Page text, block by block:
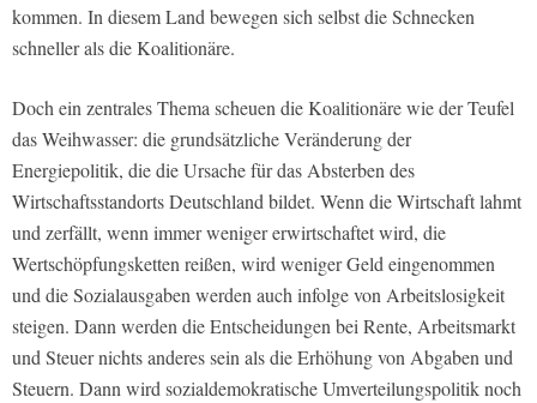
kommen. In diesem Land bewegen sich selbst die Schnecken
schneller als die Koalitionäre.
Doch ein zentrales Thema scheuen die Koalitionäre wie der Teufel
das Weihwasser: die grundsätzliche Veränderung der
Energiepolitik, die die Ursache für das Absterben des
Wirtschaftsstandorts Deutschland bildet. Wenn die Wirtschaft lahmt
und zerfällt, wenn immer weniger erwirtschaftet wird, die
Wertschöpfungsketten reißen, wird weniger Geld eingenommen
und die Sozialausgaben werden auch infolge von Arbeitslosigkeit
steigen. Dann werden die Entscheidungen bei Rente, Arbeitsmarkt
und Steuer nichts anderes sein als die Erhöhung von Abgaben und
Steuern. Dann wird sozialdemokratische Umverteilungspolitik noch